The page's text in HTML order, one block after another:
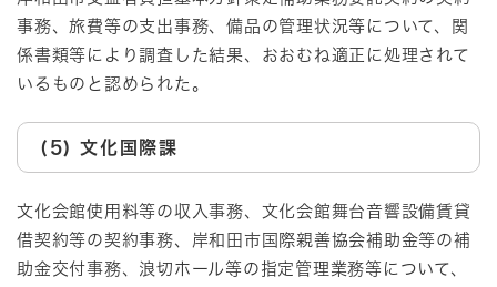
事務、旅費等の支出事務、備品の管理状況等について、関
係書類等により調査した結果、おおむね適正に処理されて
いるものと認められた。
(5) 文化国際課
文化会館使用料等の収入事務、文化会館舞台音響設備賃貸
借契約等の契約事務、岸和田市国際親善協会補助金等の補
助金交付事務、浪切ホール等の指定管理業務等について、